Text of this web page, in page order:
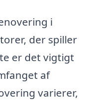
i
der spiller
er det vigtigt
af
varierer,